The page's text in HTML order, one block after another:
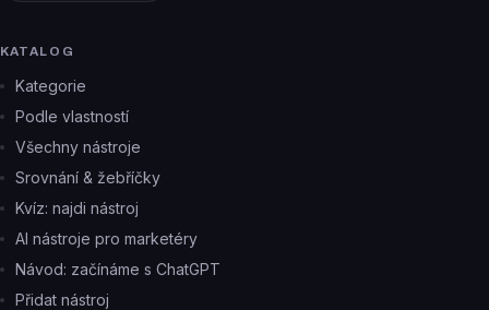
KATALOG
Kategorie
Podle vlastností
Všechny nástroje
Srovnání & žebříčky
Kvíz: najdi nástroj
AI nástroje pro marketéry
Návod: začínáme s ChatGPT
Přidat nástroj